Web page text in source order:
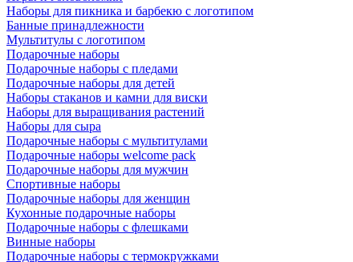
Наборы для пикника и барбекю с логотипом
Банные принадлежности
Мультитулы с логотипом
Подарочные наборы
Подарочные наборы с пледами
Подарочные наборы для детей
Наборы стаканов и камни для виски
Наборы для выращивания растений
Наборы для сыра
Подарочные наборы с мультитулами
Подарочные наборы welcome pack
Подарочные наборы для мужчин
Спортивные наборы
Подарочные наборы для женщин
Кухонные подарочные наборы
Подарочные наборы с флешками
Винные наборы
Подарочные наборы с термокружками